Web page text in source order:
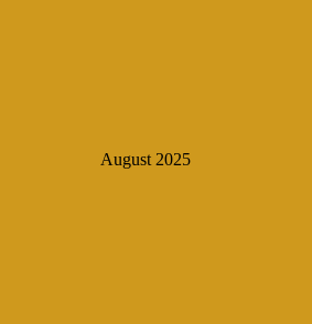
August 2025